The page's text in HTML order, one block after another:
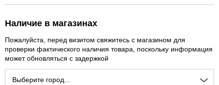
Наличие в магазинах
Пожалуйста, перед визитом свяжитесь с магазином для
проверки фактического наличия товара, поскольку информация
может обновляться с задержкой
Выберите город...